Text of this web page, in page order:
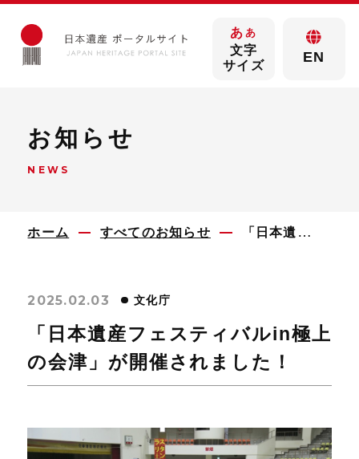
あ あ
文字
サイズ
EN
お知らせ
NEWS
ホーム すべてのお知らせ 「日本遺産フェスティバルin極上の会津」が開催されました！
2025.02.03 文化庁
「日本遺産フェスティバルin極上
の会津」が開催されました！